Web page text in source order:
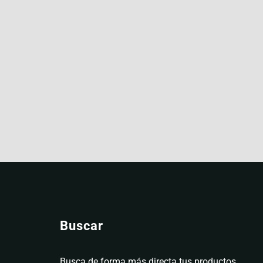
Buscar